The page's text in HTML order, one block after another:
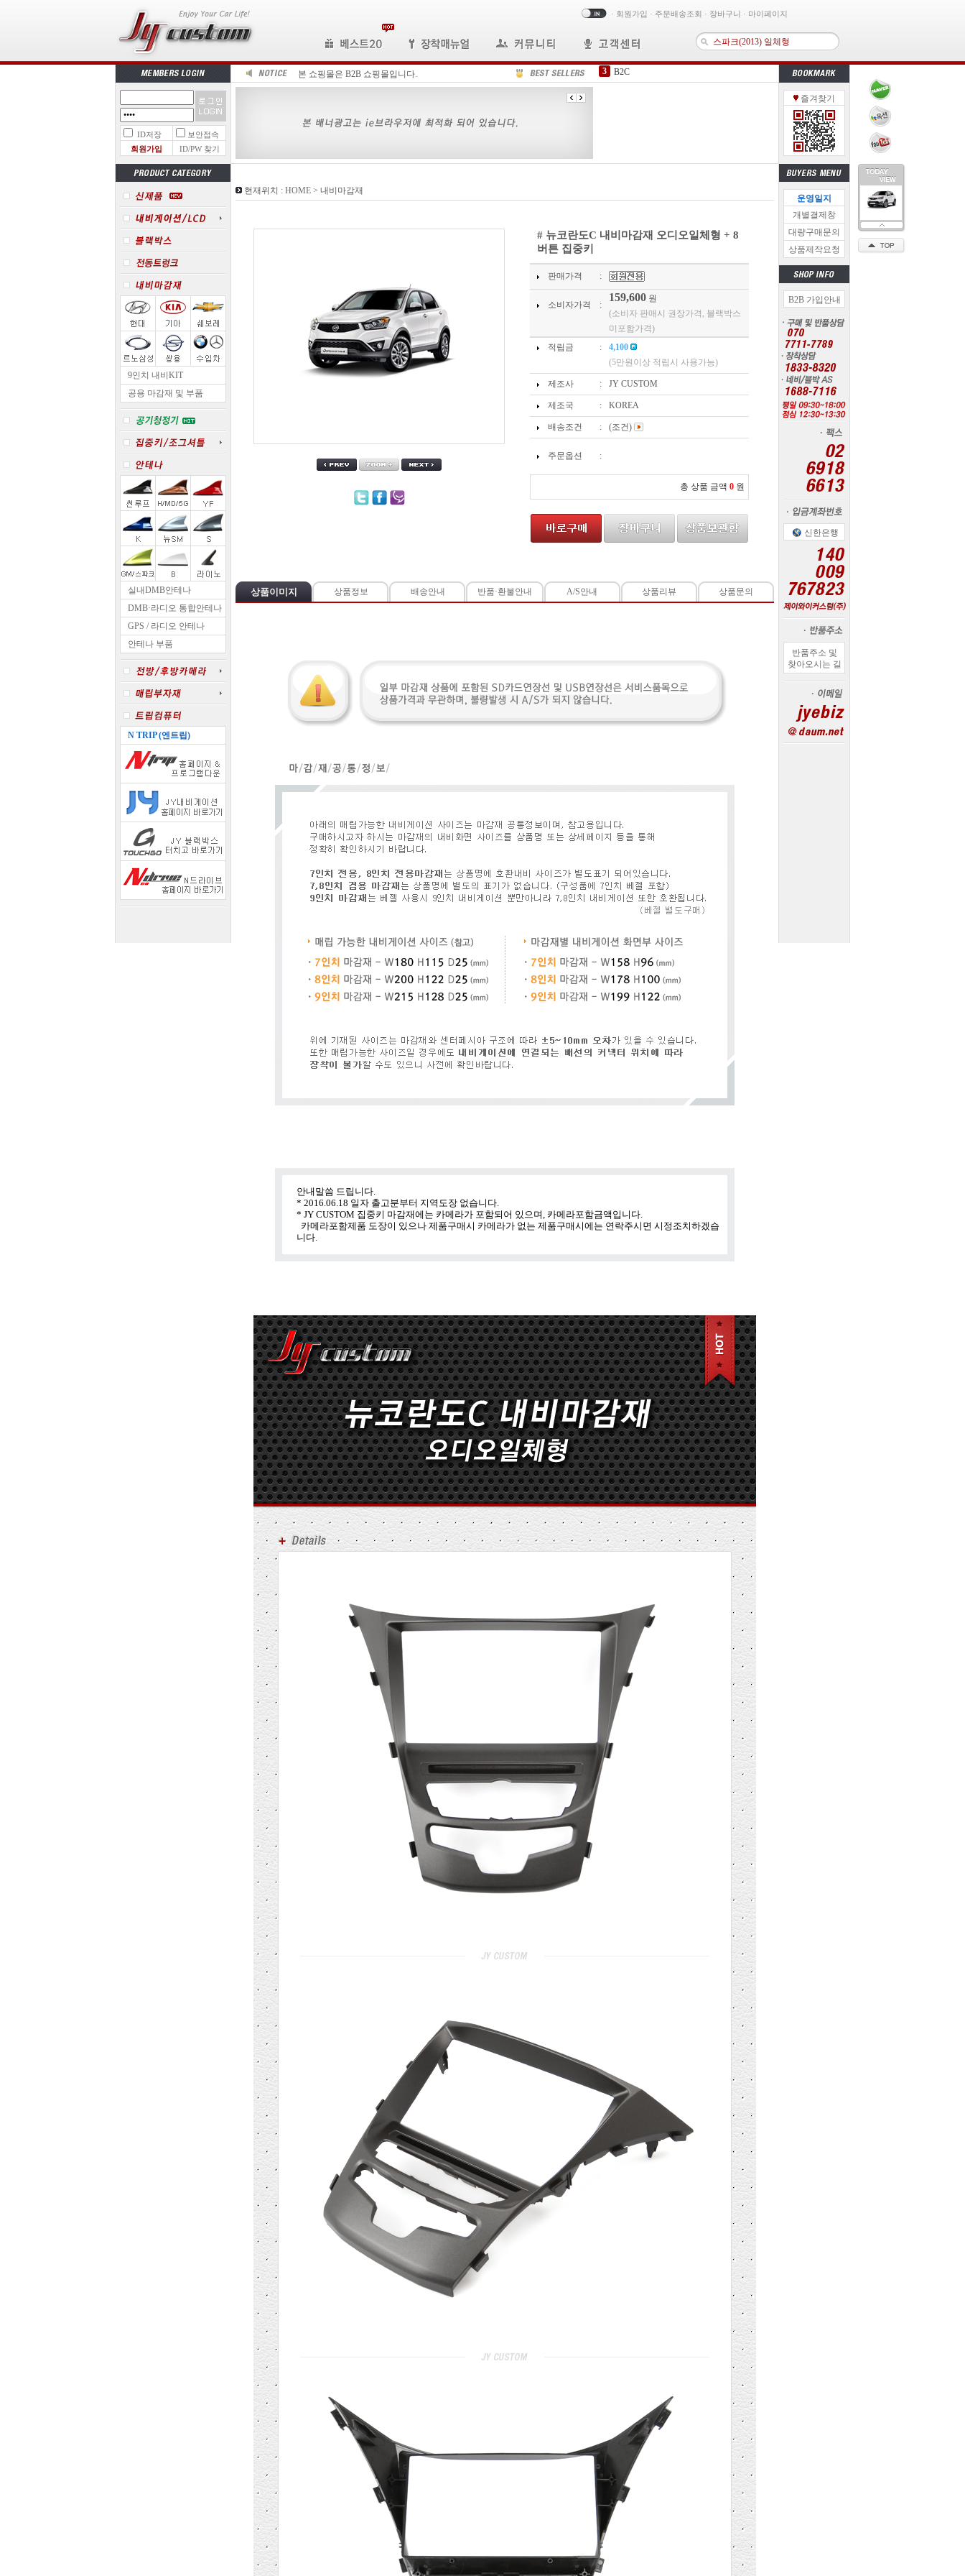
ID저장
보안접속
회원가입
ID/PW 찾기
· 회원가입 · 주문배송조회 · 장바구니 · 마이페이지
본 쇼핑몰은 B2B 쇼핑몰입니다. 4
오디오 통합트립
2
즐겨찾기
9인치 내비KIT
공용 마감재 및 부품
실내DMB안테나
DMB·라디오 통합안테나
GPS / 라디오 안테나
안테나 부품
N TRIP (엔트립)
운영일지
개별결제창
대량구매문의
상품제작요청
B2B 가입안내
신한은행
반품주소 및
찾아오시는 길
현재위치 : HOME > 내비마감재
# 뉴코란도C 내비마감재 오디오일체형 + 8
버튼 집중키
판매가격 :
소비자가격 :
159,600 원
(소비자 판매시 권장가격, 블랙박스
미포함가격)
적립금
:
4,100
(5만원이상 적립시 사용가능)
제조사 : JY CUSTOM
제조국 : KOREA
배송조건 : (조건)
주문옵션 :
총 상품 금액 0 원
상품이미지 상품정보 배송안내 반품·환불안내 A/S안내 상품리뷰 상품문의
안내말씀 드립니다.
* 2016.06.18 일자 출고분부터 지역도장 없습니다.
* JY CUSTOM 집중키 마감재에는 카메라가 포함되어 있으며, 카메라포함금액입니다.
카메라포함제품 도장이 있으나 제품구매시 카메라가 없는 제품구매시에는 연락주시면 시정조치하겠습
니다.